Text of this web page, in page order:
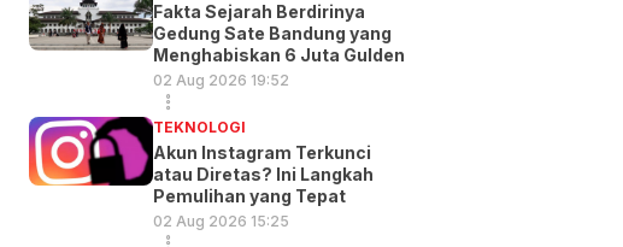
Fakta Sejarah Berdirinya
Gedung Sate Bandung yang
Menghabiskan 6 Juta Gulden
02 Aug 2026 19:52
TEKNOLOGI
Akun Instagram Terkunci
atau Diretas? Ini Langkah
Pemulihan yang Tepat
02 Aug 2026 15:25